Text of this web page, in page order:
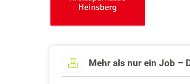
Mehr als nur ein Job –